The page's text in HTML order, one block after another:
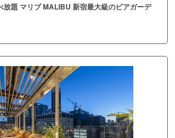
放題 マリブ MALIBU 新宿最大級のビアガーデ